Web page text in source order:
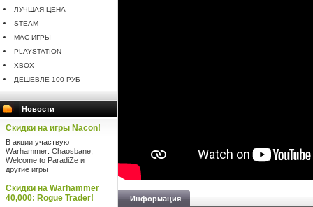
ЛУЧШАЯ ЦЕНА
STEAM
MAC ИГРЫ
PLAYSTATION
XBOX
ДЕШЕВЛЕ 100 РУБ
Новости
Скидки на игры Nacon!
В акции участвуют
Warhammer: Chaosbane,
Welcome to ParadiZe и
другие игры
Скидки на Warhammer
40,000: Rogue Trader!
Информация